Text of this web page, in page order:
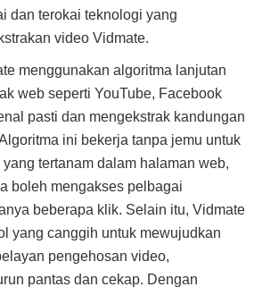
dan terokai teknologi yang
video Vidmate.
menggunakan algoritma lanjutan
web seperti YouTube, Facebook
pasti dan mengekstrak kandungan
ini bekerja tanpa jemu untuk
tertanam dalam halaman web,
boleh mengakses pelbagai
beberapa klik. Selain itu, Vidmate
yang canggih untuk mewujudkan
pengehosan video,
pantas dan cekap. Dengan